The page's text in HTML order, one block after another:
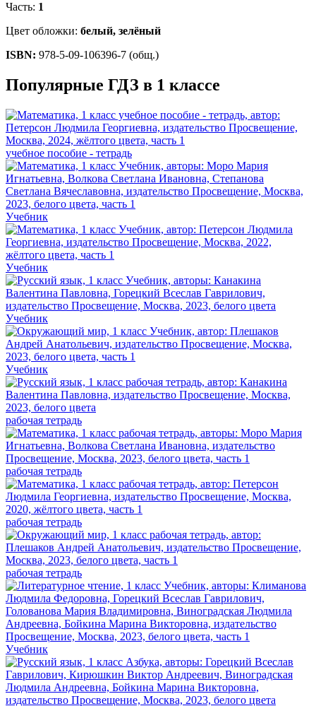
Часть: 1
Цвет обложки: белый, зелёный
ISBN: 978-5-09-106396-7 (общ.)
Популярные ГДЗ в 1 классе
учебное пособие - тетрадь
Учебник
Учебник
Учебник
Учебник
рабочая тетрадь
рабочая тетрадь
рабочая тетрадь
рабочая тетрадь
Учебник